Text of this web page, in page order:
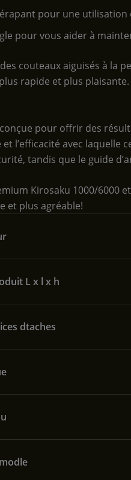
pour une utilisation
pour vous aider à
couteaux aiguisés à la
rapide et plus
pour offrir des
l’efficacité avec
tandis que le guide
Kirosaku 1000/6000
et plus agréable!
L x l x h
dtaches